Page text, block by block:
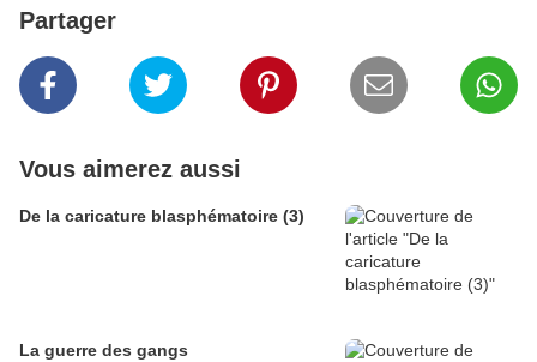
Partager
Vous aimerez aussi
De la caricature blasphématoire (3)
La guerre des gangs